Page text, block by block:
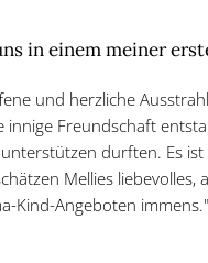
in einem meiner
und herzliche
innige Freundschaft
durften. Es
Mellies
Kind-Angeboten immens."